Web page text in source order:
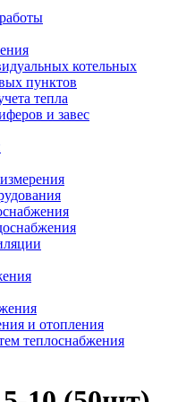
котельных
пунктов
тепла
и завес
и отопления
теплоснабжения